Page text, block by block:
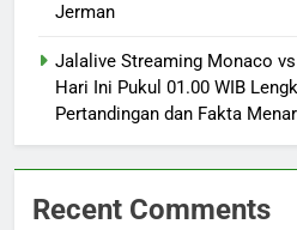
Jerman
Jalalive Streaming Monaco
Hari Ini Pukul 01.00 WIB
Pertandingan dan Fakta
Recent Comments